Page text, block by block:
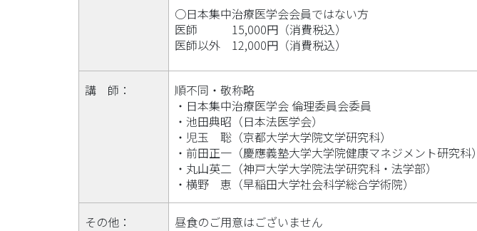
○日本集中治療医学会会員ではない方
医師
15,000円（消費税込）
医師以外
12,000円（消費税込）
講 師：
順不同・敬称略
・日本集中治療医学会 倫理委員会委員
・池田典昭（日本法医学会）
・児玉 聡（京都大学大学院文学研究科）
・前田正一（慶應義塾大学大学院健康マネジメント研究科）
・丸山英二（神戸大学大学院法学研究科・法学部）
・横野 恵（早稲田大学社会科学総合学術院）
その他： 昼食のご用意はございません